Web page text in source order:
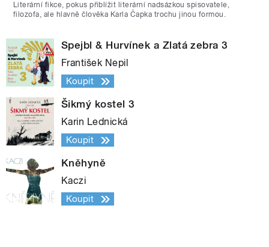
Literární fikce, pokus přiblížit literární nadsázkou spisovatele,
filozofa, ale hlavně člověka Karla Čapka trochu jinou formou.
Spejbl & Hurvínek a Zlatá zebra 3
František Nepil
Koupit
Šikmý kostel 3
Karin Lednická
Koupit
Kněhyně
Kaczi
Koupit